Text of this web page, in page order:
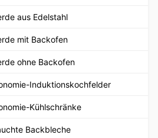
aus Edelstahl
mit Backofen
ohne Backofen
Induktionskochfelder
Kühlschränke
Backbleche